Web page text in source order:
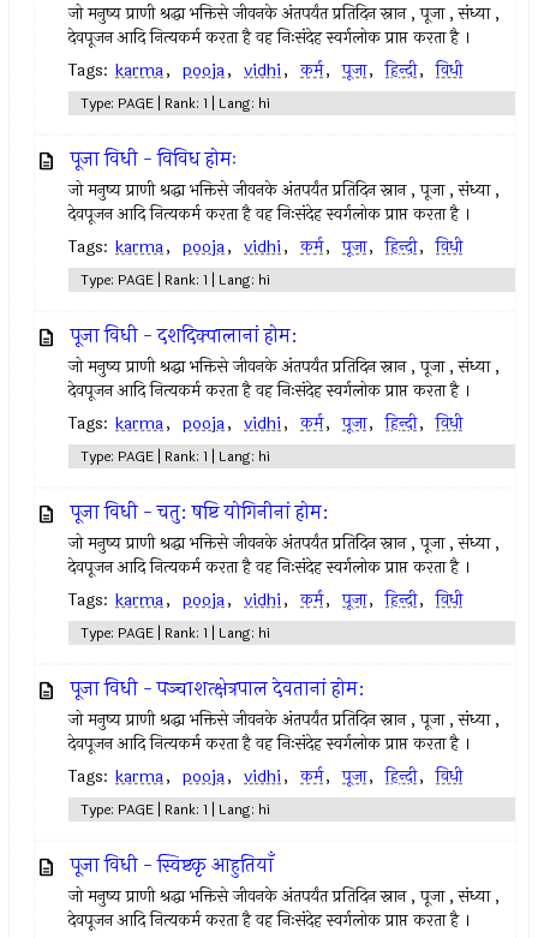
जो मनुष्य प्राणी श्रद्धा भक्तिसे जीवनके अंतपर्यंत प्रतिदिन स्नान , पूजा , संध्या ,
देवपूजन आदि नित्यकर्म करता है वह निःसंदेह स्वर्गलोक प्राप्त करता है ।
Tags: karma, pooja, vidhi, कर्म, पूजा, हिन्दी, विधी
Type: PAGE | Rank: 1 | Lang: hi
पूजा विधी - विविध होमः
जो मनुष्य प्राणी श्रद्धा भक्तिसे जीवनके अंतपर्यंत प्रतिदिन स्नान , पूजा , संध्या ,
देवपूजन आदि नित्यकर्म करता है वह निःसंदेह स्वर्गलोक प्राप्त करता है ।
Tags: karma, pooja, vidhi, कर्म, पूजा, हिन्दी, विधी
Type: PAGE | Rank: 1 | Lang: hi
पूजा विधी - दशदिक्पालानां होम:
जो मनुष्य प्राणी श्रद्धा भक्तिसे जीवनके अंतपर्यंत प्रतिदिन स्नान , पूजा , संध्या ,
देवपूजन आदि नित्यकर्म करता है वह निःसंदेह स्वर्गलोक प्राप्त करता है ।
Tags: karma, pooja, vidhi, कर्म, पूजा, हिन्दी, विधी
Type: PAGE | Rank: 1 | Lang: hi
पूजा विधी - चतु: षष्टि योगिनीनां होम:
जो मनुष्य प्राणी श्रद्धा भक्तिसे जीवनके अंतपर्यंत प्रतिदिन स्नान , पूजा , संध्या ,
देवपूजन आदि नित्यकर्म करता है वह निःसंदेह स्वर्गलोक प्राप्त करता है ।
Tags: karma, pooja, vidhi, कर्म, पूजा, हिन्दी, विधी
Type: PAGE | Rank: 1 | Lang: hi
पूजा विधी - पञ्चाशत्क्षेत्रपाल देवतानां होम:
जो मनुष्य प्राणी श्रद्धा भक्तिसे जीवनके अंतपर्यंत प्रतिदिन स्नान , पूजा , संध्या ,
देवपूजन आदि नित्यकर्म करता है वह निःसंदेह स्वर्गलोक प्राप्त करता है ।
Tags: karma, pooja, vidhi, कर्म, पूजा, हिन्दी, विधी
Type: PAGE | Rank: 1 | Lang: hi
पूजा विधी - स्विष्टकृ आहुतियाँ
जो मनुष्य प्राणी श्रद्धा भक्तिसे जीवनके अंतपर्यंत प्रतिदिन स्नान , पूजा , संध्या ,
देवपूजन आदि नित्यकर्म करता है वह निःसंदेह स्वर्गलोक प्राप्त करता है ।